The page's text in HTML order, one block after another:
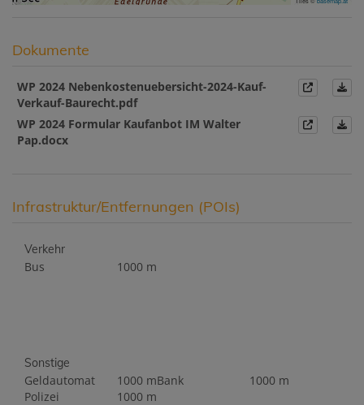
Dokumente
WP 2024 Nebenkostenuebersicht-2024-Kauf-
Verkauf-Baurecht.pdf
WP 2024 Formular Kaufanbot IM Walter
Pap.docx
Infrastruktur/Entfernungen (POIs)
Verkehr
Bus 1000 m
Sonstige
Geldautomat 1000 mBank
1000 m
Polizei
1000 m